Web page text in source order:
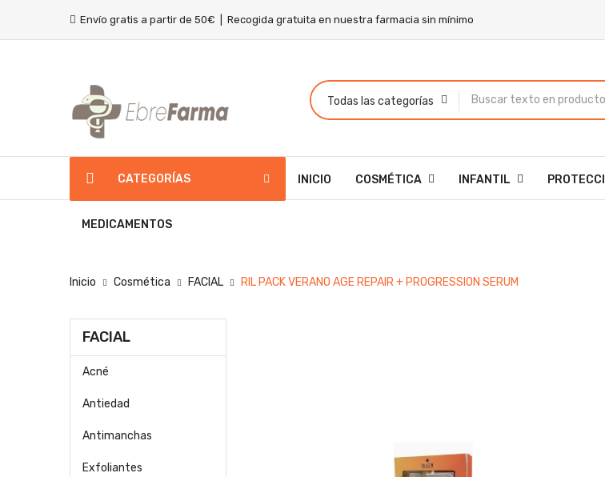
Envío gratis a partir de 50€ | Recogida gratuita en nuestra farmacia sin mínimo
CATEGORÍAS INICIO COSMÉTICA INFANTIL
MEDICAMENTOS
Inicio Cosmética FACIAL RIL PACK VERANO AGE REPAIR + PROGRESSION SERUM
FACIAL
Acné
Antiedad
Antimanchas
Exfoliantes